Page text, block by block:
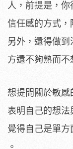
人，前提是，
信任感的方式，
另外，還得做
方還不夠熟而不
想提問關於敏
表明自己的想
覺得自己是單
。